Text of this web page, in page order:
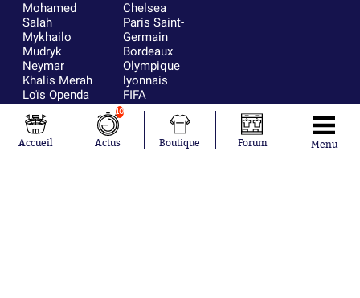
Mohamed
Salah
Mykhailo
Mudryk
Neymar
Khalis Merah
Loïs Openda
Moussa
Niakhaté
Nicolás
Tagliafico
Chelsea
Paris Saint-
Germain
Bordeaux
Olympique
lyonnais
FIFA
Real Madrid
RC Strasbourg
AC Milan
France
Accueil
10
Actus Boutique Forum Menu